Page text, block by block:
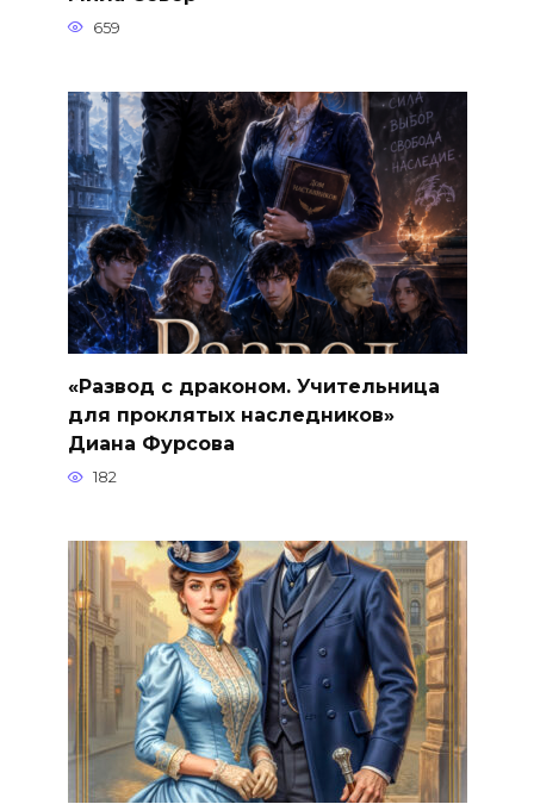
659
«Развод с драконом. Учительница
для проклятых наследников»
Диана Фурсова
182